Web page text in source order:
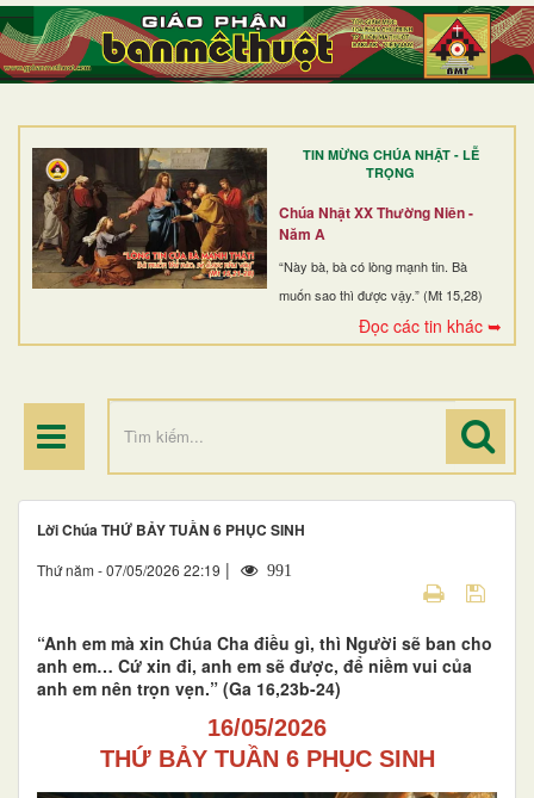
TIN MỪNG CHÚA NHẬT - LỄ
TRỌNG
Chúa Nhật XX Thường Niên -
Năm A
“Này bà, bà có lòng mạnh tin. Bà
muốn sao thì được vậy.” (Mt 15,28)
Đọc các tin khác ➥
TRANG NHẤT
GIỚI THIỆU
DÒNG TU
BAN MỤC VỤ
ĐOÀN THỂ CG
ĐIỂM HÀNH HƯƠNG
Lời Chúa THỨ BẢY TUẦN 6 PHỤC SINH
Thứ năm - 07/05/2026 22:19 | 991
“Anh em mà xin Chúa Cha điều gì, thì Người sẽ ban cho
anh em… Cứ xin đi, anh em sẽ được, để niềm vui của
anh em nên trọn vẹn.” (Ga 16,23b-24)
16/05/2026
THỨ BẢY TUẦN 6 PHỤC SINH